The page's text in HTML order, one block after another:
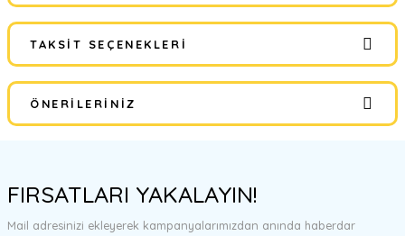
Bu ürüne ilk yorumu siz yapın!
TAKSIT SEÇENEKLERI
ÖNERILERINIZ
tarafımıza iletebilirsiniz.
Görüş ve önerileriniz için teşekkür ederiz.
FIRSATLARI YAKALAYIN!
Mail adresinizi ekleyerek kampanyalarımızdan anında haberdar